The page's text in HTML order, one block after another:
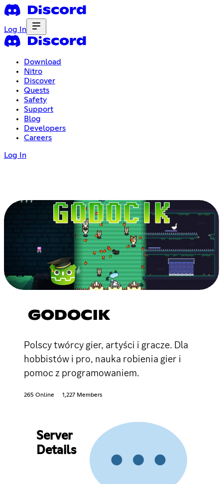
Log In
Download
Nitro
Discover
Quests
Safety
Support
Blog
Developers
Careers
Log In
GODOCIK
Polscy twórcy gier, artyści i gracze. Dla
hobbistów i pro, nauka robienia gier i
pomoc z programowaniem.
265 Online 1,227 Members
Server
Details